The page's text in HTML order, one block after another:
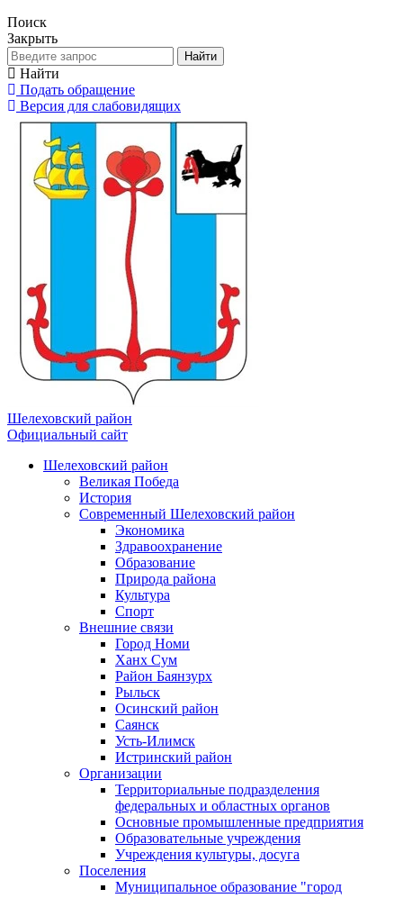
Поиск
Закрыть
Найти
Найти
Подать обращение
Версия для слабовидящих
Шелеховский район
Официальный сайт
Шелеховский район
Великая Победа
История
Современный Шелеховский район
Экономика
Здравоохранение
Образование
Природа района
Культура
Спорт
Внешние связи
Город Номи
Ханх Сум
Район Баянзурх
Рыльск
Осинский район
Саянск
Усть-Илимск
Истринский район
Организации
Территориальные подразделения
федеральных и областных органов
Основные промышленные предприятия
Образовательные учреждения
Учреждения культуры, досуга
Поселения
Муниципальное образование "город